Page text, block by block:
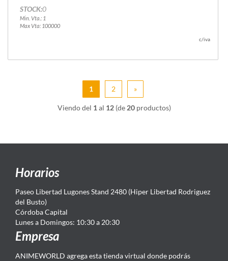
STOCK:0
Min. Vta.: 1
Max Vta: 100000
c/iva
1 2 »
Viendo del 1 al 12(de 20productos)
Horarios
Paseo Libertad Lugones Stand 2480 (Hiper Libertad Rodriguez
del Busto)
Córdoba Capital
Lunes a Domingos: 10:30 a 20:30
Empresa
ANIMEWORLD agrega esta tienda virtual donde podrás